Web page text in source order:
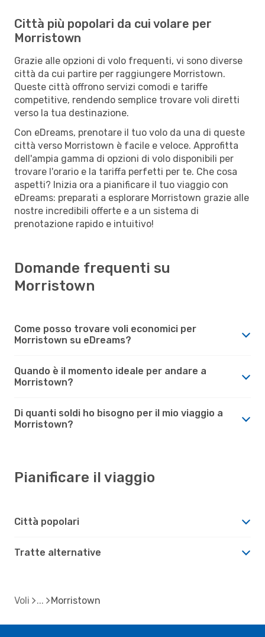
Città più popolari da cui volare per
Morristown
Grazie alle opzioni di volo frequenti, vi sono diverse
città da cui partire per raggiungere Morristown.
Queste città offrono servizi comodi e tariffe
competitive, rendendo semplice trovare voli diretti
verso la tua destinazione.
Con eDreams, prenotare il tuo volo da una di queste
città verso Morristown è facile e veloce. Approfitta
dell'ampia gamma di opzioni di volo disponibili per
trovare l'orario e la tariffa perfetti per te. Che cosa
aspetti? Inizia ora a pianificare il tuo viaggio con
eDreams: preparati a esplorare Morristown grazie alle
nostre incredibili offerte e a un sistema di
prenotazione rapido e intuitivo!
Domande frequenti su
Morristown
Come posso trovare voli economici per
Morristown su eDreams?
Quando è il momento ideale per andare a
Morristown?
Di quanti soldi ho bisogno per il mio viaggio a
Morristown?
Pianificare il viaggio
Città popolari
Tratte alternative
Voli Morristown